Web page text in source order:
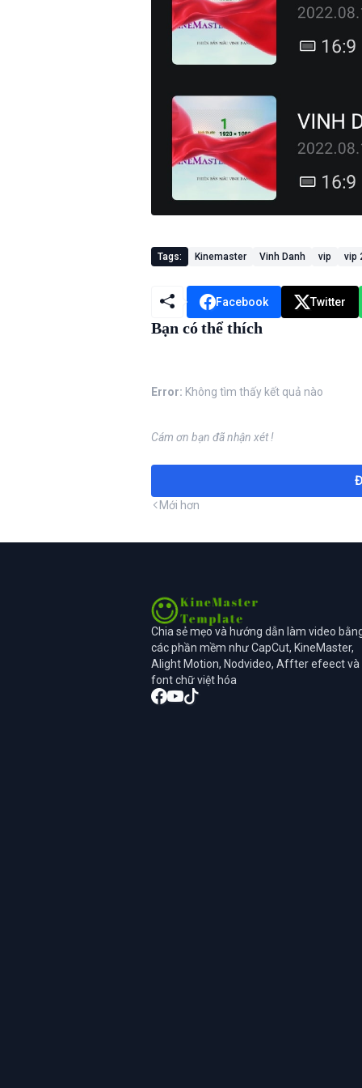
Tags: Kinemaster Vinh Danh vip vip
Facebook Twitter
Bạn có thể thích
Error: Không tìm thấy kết quả nào
Cám ơn bạn đã nhận xét !
Mới hơn
Chia sẻ mẹo và hướng dẫn làm video
các phần mềm như CapCut, KineMaster,
Alight Motion, Nodvideo, Affter efeect và
font chữ việt hóa